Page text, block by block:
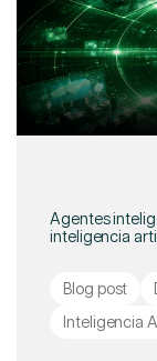
Agentes
inteligencia
Blog post
Inteligencia